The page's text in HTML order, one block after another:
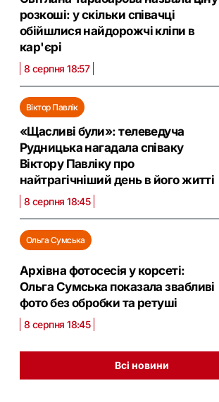
розкоші: у скільки співачці
обійшлися найдорожчі кліпи в
кар'єрі
8 серпня 18:57
Віктор Павлік
«Щасливі були»: телеведуча
Рудницька нагадала співаку
Віктору Павліку про
найтрагічніший день в його житті
8 серпня 18:45
Ольга Сумська
Архівна фотосесія у корсеті:
Ольга Сумська показала звабливі
фото без обробки та ретуші
8 серпня 18:45
Всі новини